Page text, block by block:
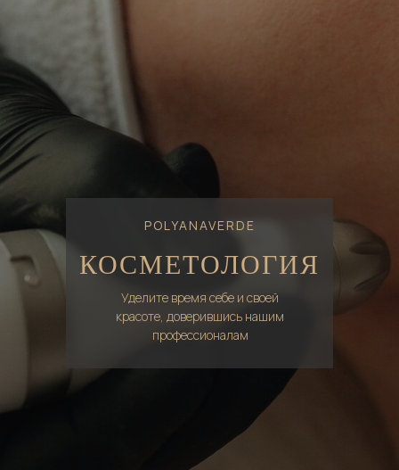
POLYANAVERDE
КОСМЕТОЛОГИЯ
Уделите время себе и своей
красоте, доверившись нашим
профессионалам